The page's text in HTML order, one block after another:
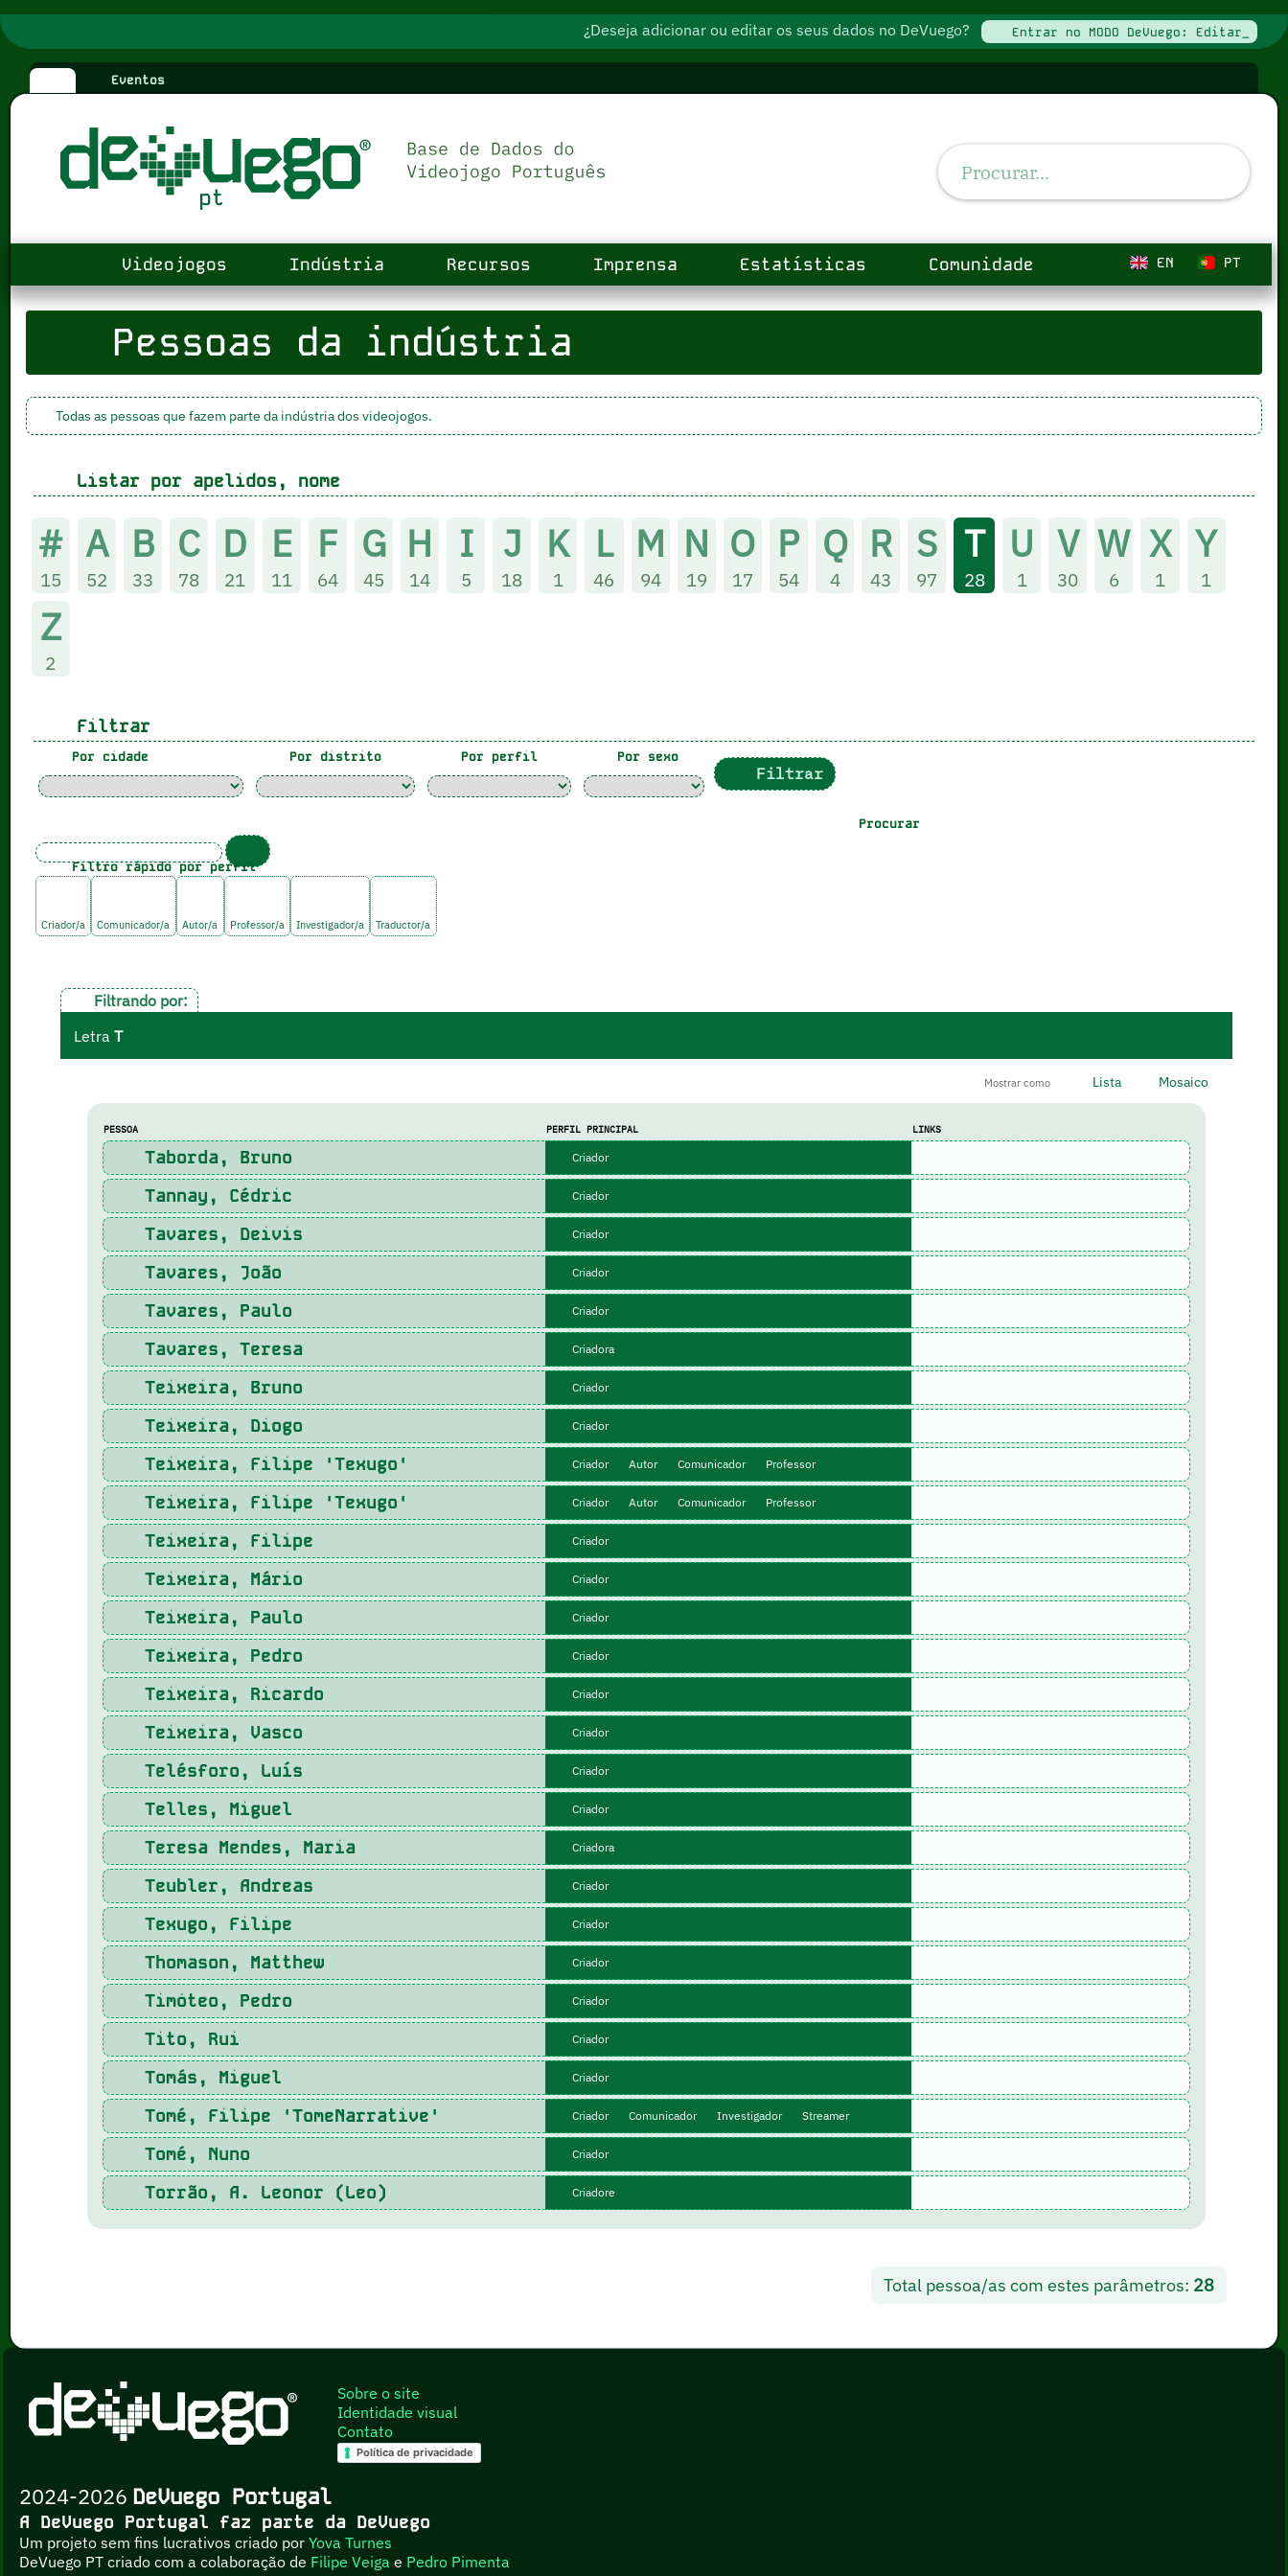
¿Deseja adicionar ou editar os seus dados no DeVuego? Entrar no MODO DeVuego: Editar_
Eventos
Videojogos Indústria Recursos Imprensa Estatísticas Comunidade PT
EN
Pessoas da indústria
Todas as pessoas que fazem parte da indústria dos videojogos.
Listar por apelidos, nome
#
15
A
52
B
33
C
78
D
21
E
11
F
64
G
45
H
14
I
5
J
18
K
1
L
46
M
94
N
19
O
17
P
54
Q
4
R
43
S
97
T
28
U
1
V
30
W
6
X
1
Y
1
Z
2
Filtrar
Por cidade Por distrito Por perfil Por sexo
Filtrar
Procurar
Filtro rápido por perfil
Criador/a Comunicador/a Autor/a Professor/a Investigador/a Traductor/a
Filtrando por:
LetraT
Mostrar como Lista Mosaico
PESSOA PERFIL PRINCIPAL LINKS
Taborda, Bruno Criador
Tannay, Cédric Criador
Tavares, Deivis Criador
Tavares, João Criador
Tavares, Paulo Criador
Tavares, Teresa Criadora
Teixeira, Bruno Criador
Teixeira, Diogo Criador
Teixeira, Filipe 'Texugo' Criador Autor Comunicador Professor
Teixeira, Filipe 'Texugo' Criador Autor Comunicador Professor
Teixeira, Filipe Criador
Teixeira, Mário Criador
Teixeira, Paulo Criador
Teixeira, Pedro Criador
Teixeira, Ricardo Criador
Teixeira, Vasco Criador
Telésforo, Luís Criador
Telles, Miguel Criador
Teresa Mendes, Maria Criadora
Teubler, Andreas Criador
Texugo, Filipe Criador
Thomason, Matthew Criador
Timóteo, Pedro Criador
Tito, Rui Criador
Tomás, Miguel Criador
Tomé, Filipe 'TomeNarrative' Criador Comunicador Investigador Streamer
Tomé, Nuno Criador
Torrão, A. Leonor (Leo) Criadore
Total pessoa/as com estes parâmetros: 28
Sobre o site
Identidade visual
Contato
Política de privacidade
2024-2026 DeVuego Portugal
A DeVuego Portugal faz parte da DeVuego
Um projeto sem fins lucrativos criado porYova Turnes
DeVuego PT criado com a colaboração de Filipe Veiga e Pedro Pimenta